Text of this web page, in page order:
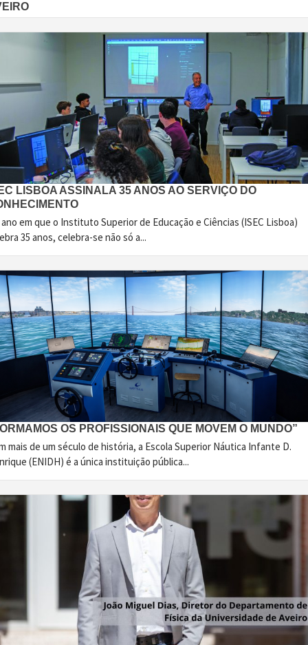
LISBOA ASSINALA 35 ANOS AO SERVIÇO DO
em que o Instituto Superior de Educação e Ciências (ISEC Lisboa)
35 anos, celebra-se não só a...
OS PROFISSIONAIS QUE MOVEM O MUNDO”
mais de um século de história, a Escola Superior Náutica Infante D.
(ENIDH) é a única instituição pública...